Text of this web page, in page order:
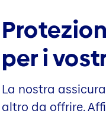
per i
La nostra
altro da offrire.